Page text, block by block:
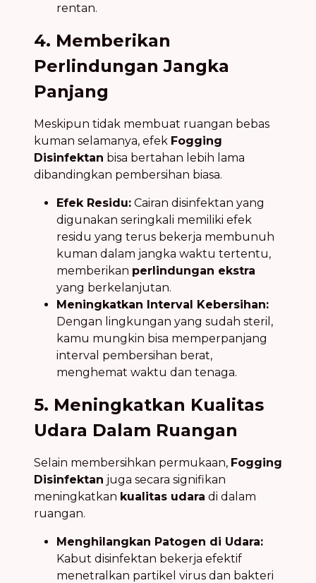
rentan.
4. Memberikan
Perlindungan Jangka
Panjang
Meskipun tidak membuat ruangan bebas
kuman selamanya, efek Fogging
Disinfektan bisa bertahan lebih lama
dibandingkan pembersihan biasa.
Efek Residu: Cairan disinfektan yang
digunakan seringkali memiliki efek
residu yang terus bekerja membunuh
kuman dalam jangka waktu tertentu,
memberikan perlindungan ekstra
yang berkelanjutan.
Meningkatkan Interval Kebersihan:
Dengan lingkungan yang sudah steril,
kamu mungkin bisa memperpanjang
interval pembersihan berat,
menghemat waktu dan tenaga.
5. Meningkatkan Kualitas
Udara Dalam Ruangan
Selain membersihkan permukaan, Fogging
Disinfektan juga secara signifikan
meningkatkan kualitas udara di dalam
ruangan.
Menghilangkan Patogen di Udara:
Kabut disinfektan bekerja efektif
menetralkan partikel virus dan bakteri